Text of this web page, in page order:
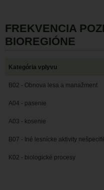
FREKVENCIA
BIOREGIÓNE
Kategória vplyvu
B02 - Obnova lesa a manažment
A04 - pasenie
A03 - kosenie
B07 - Iné lesnícke aktivity
K02 - biologické procesy